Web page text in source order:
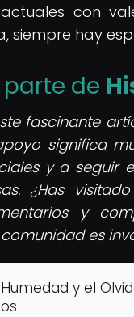
con
siempre hay
parte de
fascinante
significa
y a seguir
¿Has
y
es
y el